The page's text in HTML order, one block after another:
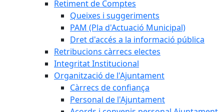
Retiment de Comptes
Queixes i suggeriments
PAM (Pla d'Actuació Municipal)
Dret d'accés a la informació pública
Retribucions càrrecs electes
Integritat Institucional
Organització de l'Ajuntament
Càrrecs de confiança
Personal de l'Ajuntament